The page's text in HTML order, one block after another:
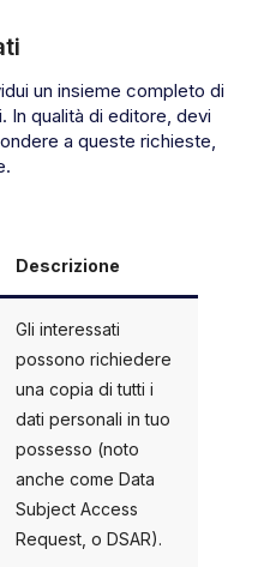
un insieme completo di
In qualità di editore, devi
a queste richieste,
Descrizione
Gli interessati
possono richiedere
una copia di tutti i
dati personali in tuo
possesso (noto
anche come Data
Subject Access
Request, o DSAR).